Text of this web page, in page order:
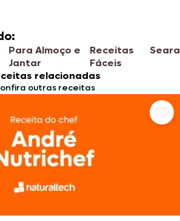
Para Almoço e
Jantar
Receitas
Fáceis
Seara
relacionadas
outras receitas